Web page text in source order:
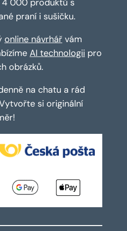
praní i sušičku.
online návrhář vám
AI technologii pro
obrázků.
na chatu a rád
si originální